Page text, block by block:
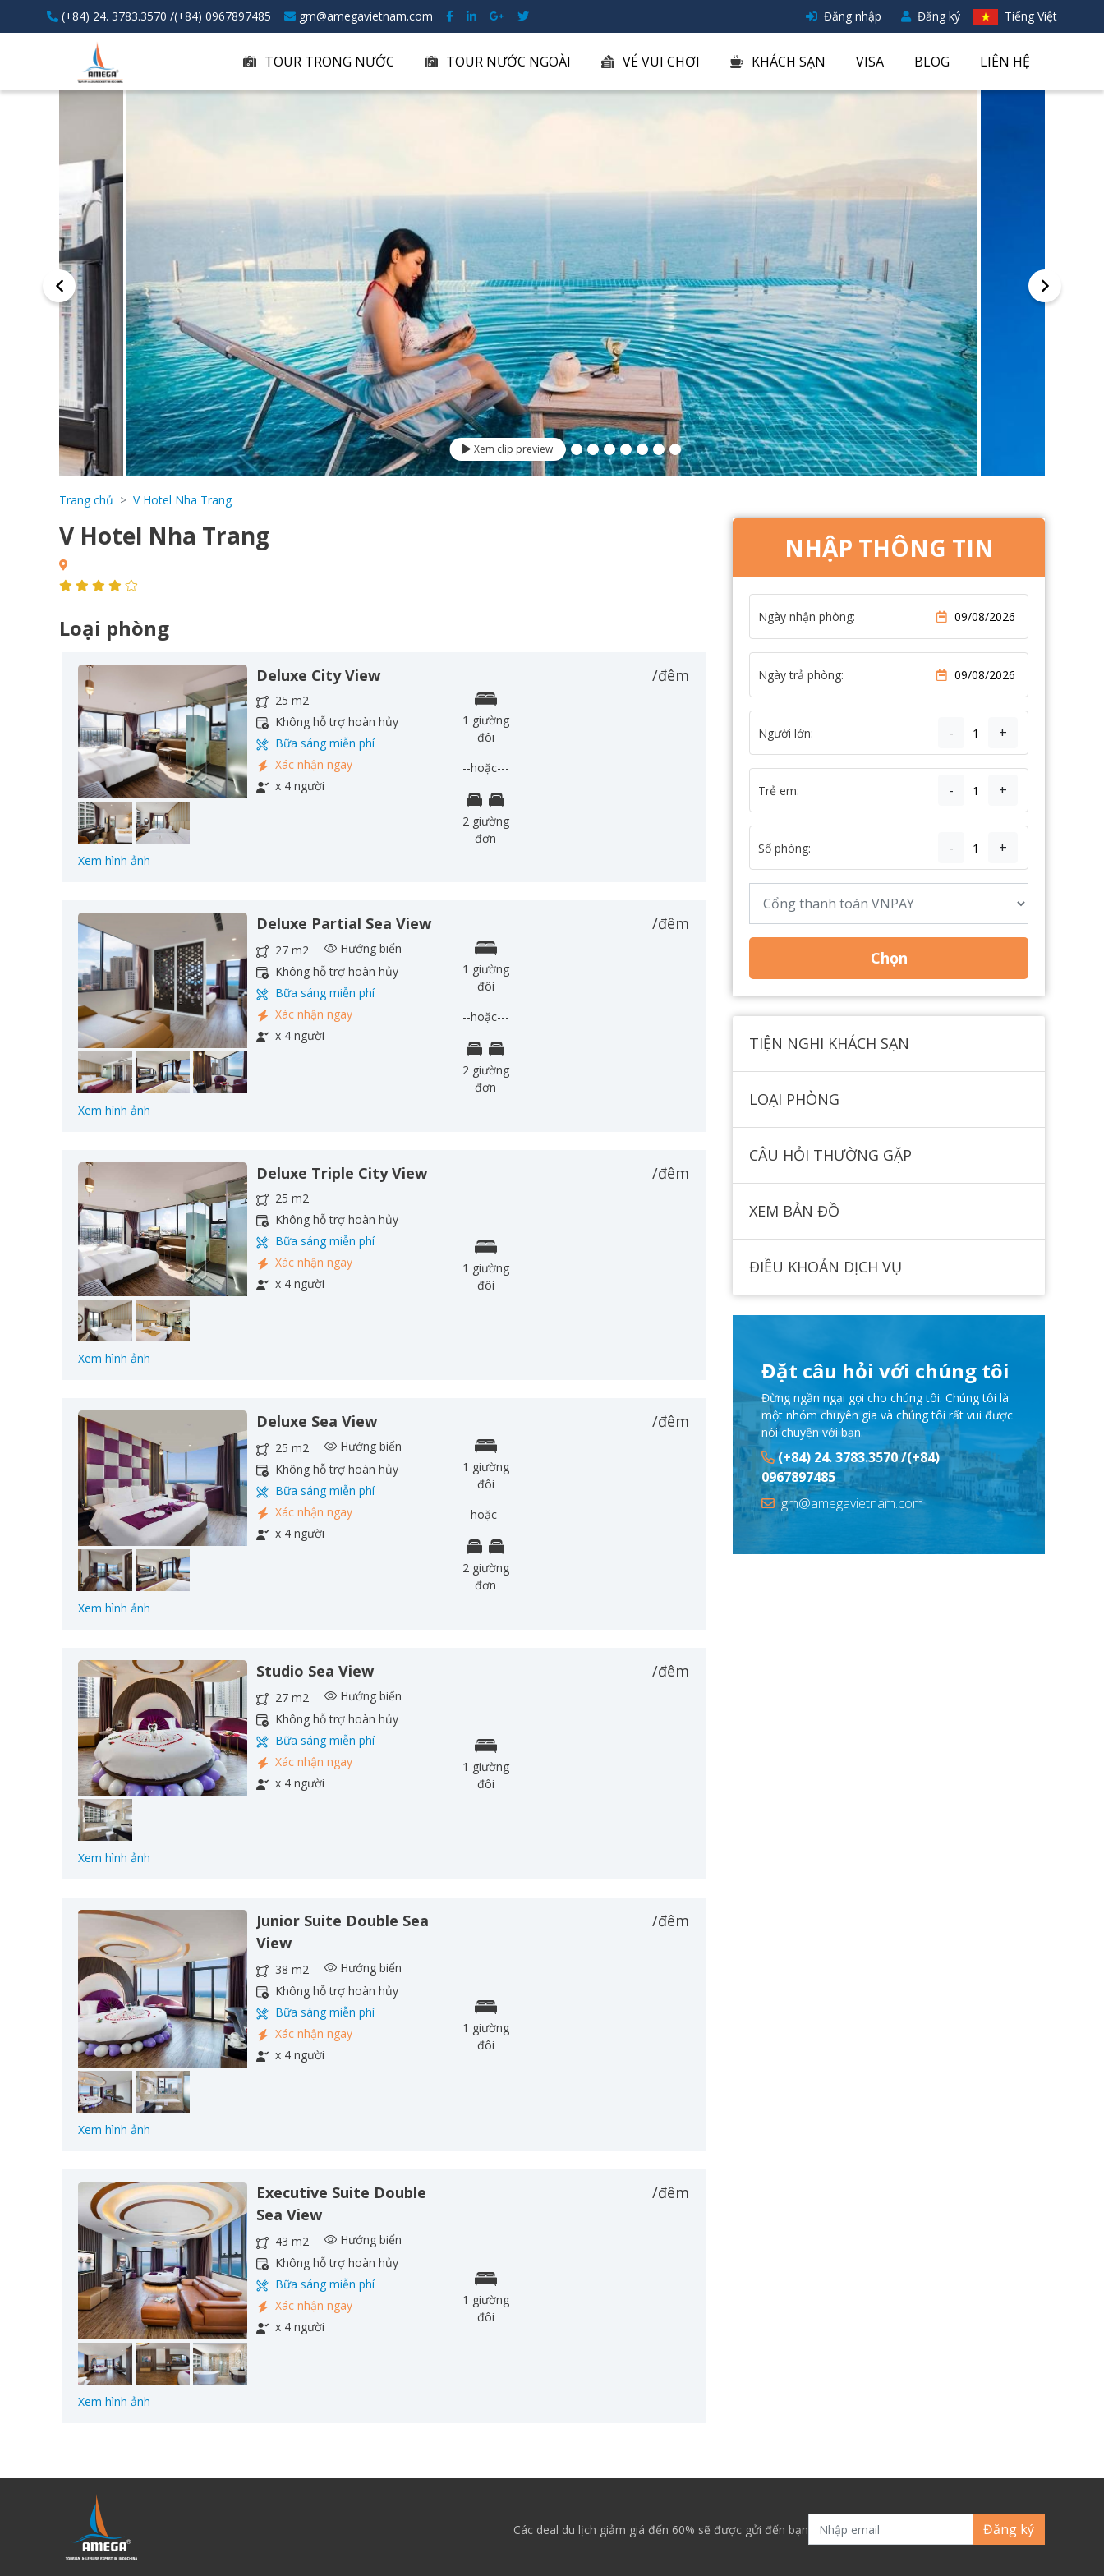
(+84) 24. 3783.3570 /(+84) 0967897485 gm@amegavietnam.com Đăng nhập Đăng ký Tiếng Việt
TOUR TRONG NƯỚC TOUR NƯỚC NGOÀI VÉ VUI CHƠI KHÁCH SẠN VISA BLOG LIÊN HỆ
Xem clip preview
Trang chủ V Hotel Nha Trang
V Hotel Nha Trang
Loại phòng
Deluxe City View
25 m2
Không hỗ trợ hoàn hủy
Bữa sáng miễn phí
Xác nhận ngay
x 4 người
Xem hình ảnh
1 giường
đôi
--hoặc---
2 giường
đơn
/đêm
Deluxe Partial Sea View
27 m2
Hướng biển
Không hỗ trợ hoàn hủy
Bữa sáng miễn phí
Xác nhận ngay
x 4 người
Xem hình ảnh
1 giường
đôi
--hoặc---
2 giường
đơn
/đêm
Deluxe Triple City View
25 m2
Không hỗ trợ hoàn hủy
Bữa sáng miễn phí
Xác nhận ngay
x 4 người
Xem hình ảnh
1 giường
đôi
/đêm
Deluxe Sea View
25 m2
Hướng biển
Không hỗ trợ hoàn hủy
Bữa sáng miễn phí
Xác nhận ngay
x 4 người
Xem hình ảnh
1 giường
đôi
--hoặc---
2 giường
đơn
/đêm
Studio Sea View
27 m2
Hướng biển
Không hỗ trợ hoàn hủy
Bữa sáng miễn phí
Xác nhận ngay
x 4 người
Xem hình ảnh
1 giường
đôi
/đêm
Junior Suite Double Sea
View
38 m2
Hướng biển
Không hỗ trợ hoàn hủy
Bữa sáng miễn phí
Xác nhận ngay
x 4 người
Xem hình ảnh
1 giường
đôi
/đêm
Executive Suite Double
Sea View
43 m2
Hướng biển
Không hỗ trợ hoàn hủy
Bữa sáng miễn phí
Xác nhận ngay
x 4 người
Xem hình ảnh
1 giường
đôi
/đêm
NHẬP THÔNG TIN
Ngày nhận phòng:
Ngày trả phòng:
Người lớn: - +
Trẻ em: - +
Số phòng: - +
Chọn
TIỆN NGHI KHÁCH SẠN
LOẠI PHÒNG
CÂU HỎI THƯỜNG GẶP
XEM BẢN ĐỒ
ĐIỀU KHOẢN DỊCH VỤ
Đặt câu hỏi với chúng tôi
Đừng ngần ngại gọi cho chúng tôi. Chúng tôi là
một nhóm chuyên gia và chúng tôi rất vui được
nói chuyện với bạn.
(+84) 24. 3783.3570 /(+84)
0967897485
gm@amegavietnam.com
Các deal du lịch giảm giá đến 60% sẽ được gửi đến bạn Đăng ký